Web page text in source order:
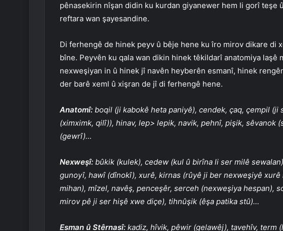
pênasekirin nîşan didin ku kurdan giyanewer hem li gorî teşe
reftara wan şayesandine.
Di ferhengê de hinek peyv û bêje hene ku îro mirov dikare di
bîne. Peyvên ku qala wan dikin hinek têkildarî anatomiya laşê
nexweşiyan in û hinek jî navên heyberên esmanî, hinek
der barê xeml û xişran de jî di ferhengê hene.
Anatomî: boqil (ji kabokê heta paniyê), cendek, çaq, çempil
(ximximk, qilî)), hinav, lep> lepik, navik, pehnî, pişik, sêvanok
(gewrî)…
Nexweşî: bûkik (kulek), cedew (kul û birîna li ser milê
gunoyî, hawî (dînokî), xurê, kirnas (rûyê ji ber nexweşiyê
mihan), mîzel, navêş, penceşêr, serceh (nexweşiya hespan),
mirov pê ji ser hişê xwe diçe), tihnûşik (êşa patika stû)…
Esman û Stêrnasî: kadiz, hîvik, pêwir (gelawêj), tavehîv, term